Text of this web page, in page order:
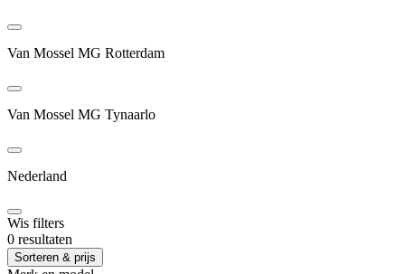
Van Mossel MG Rotterdam
Van Mossel MG Tynaarlo
Nederland
Wis filters
0 resultaten
Sorteren & prijs